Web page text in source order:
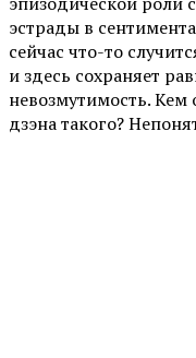
эстрады в
сейчас что-то
и здесь сохраняет
невозмутимость.
дзэна такого?